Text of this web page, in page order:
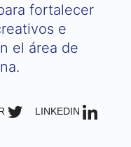
fortalecer
e
el área de
LINKEDIN